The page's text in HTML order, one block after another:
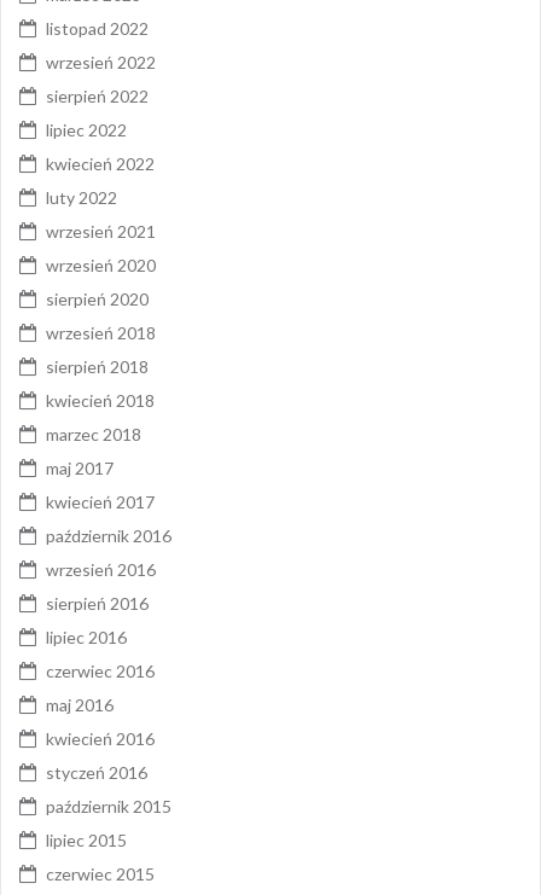
listopad 2022
wrzesień 2022
sierpień 2022
lipiec 2022
kwiecień 2022
luty 2022
wrzesień 2021
wrzesień 2020
sierpień 2020
wrzesień 2018
sierpień 2018
kwiecień 2018
marzec 2018
maj 2017
kwiecień 2017
październik 2016
wrzesień 2016
sierpień 2016
lipiec 2016
czerwiec 2016
maj 2016
kwiecień 2016
styczeń 2016
październik 2015
lipiec 2015
czerwiec 2015